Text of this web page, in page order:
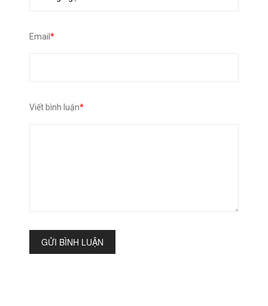
Email*
Viết bình luận*
GỬI BÌNH LUẬN